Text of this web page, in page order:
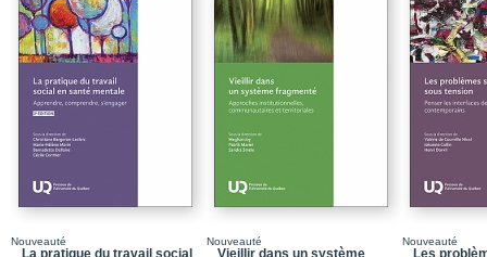
Bibliographie
Chapitre 2 - Les
Bibliographie
Chapitre 3 - Le baby-
division sociale du
Nouveauté
La pratique du travail social
Nouveauté
Vieillir dans un système
Nouveauté
Les